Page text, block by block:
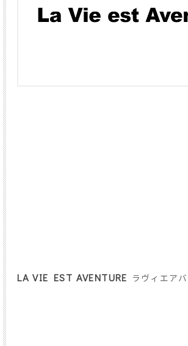
LA VIE EST AVENTURE ラヴィエア